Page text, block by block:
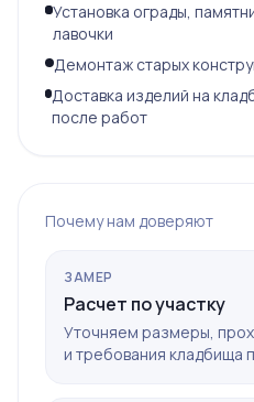
Установка ограды,
лавочки
Демонтаж старых
Доставка изделий на
после работ
Почему нам доверяют
ЗАМЕР
Расчет по участку
Уточняем размеры,
и требования кладбища